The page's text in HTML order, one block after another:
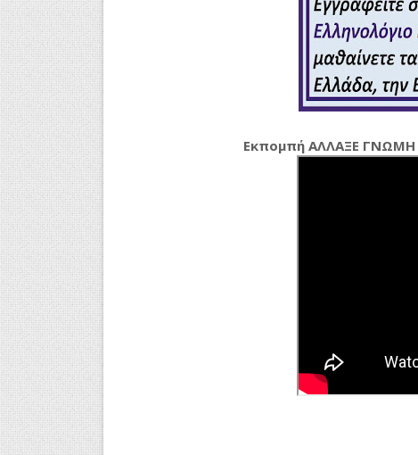
Εκπομπή ΑΛΛΑΞΕ ΓΝΩΜΗ